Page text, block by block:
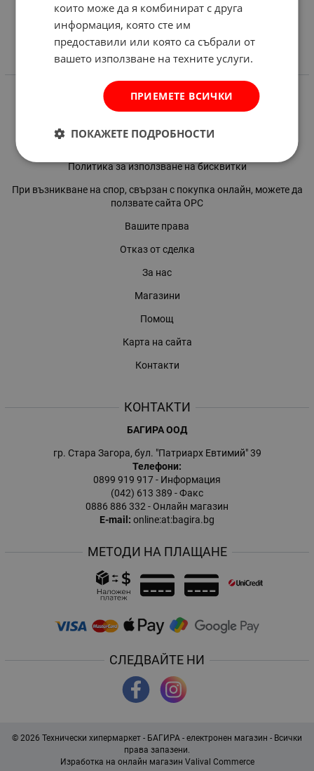
Доставка и плащане
Политиката за поверителност
Политика за използване на бисквитки
При възникване на спор, свързан с покупка онлайн, можете да
ползвате сайта ОРС
Вашите права
Отказ от сделка
За нас
Магазини
Помощ
Карта на сайта
Контакти
КОНТАКТИ
БАГИРА ООД
гр. Стара Загора, бул. "Патриарх Евтимий" 39
Телефони:
0899 919 917- Информация
(042) 613 389 - Факс
0886 886 332 - Онлайн магазин
E-mail: online:at:bagira.bg
МЕТОДИ НА ПЛАЩАНЕ
СЛЕДВАЙТЕ НИ
© 2026 Технически хипермаркет - БАГИРА - електронен магазин - Всички
права запазени.
Изработка на онлайн магазин Valival Commerce
които може да я комбинират с друга
информация, която сте им
предоставили или която са събрали от
вашето използване на техните услуги.
ПРИЕМЕТЕ ВСИЧКИ
ПОКАЖЕТЕ ПОДРОБНОСТИ